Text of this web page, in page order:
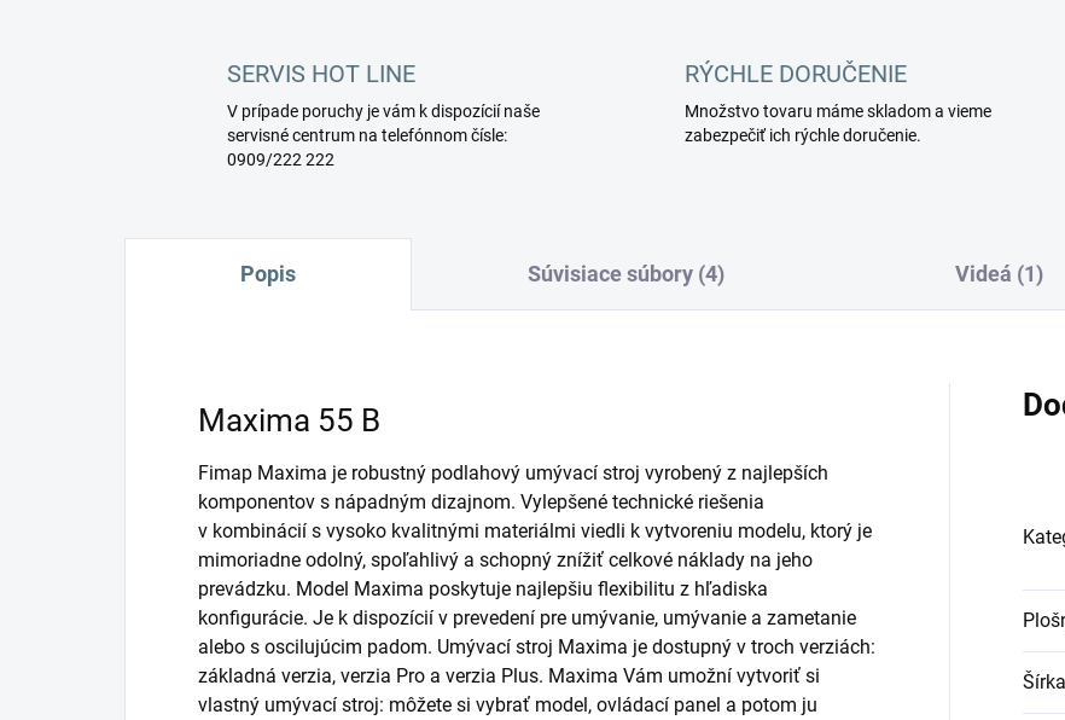
SERVIS HOT LINE
V prípade poruchy je vám k dispozícií naše
servisné centrum na telefónnom čísle:
0909/222 222
RÝCHLE DORUČENIE
Množstvo tovaru máme skladom a vieme
zabezpečiť ich rýchle doručenie.
Popis Súvisiace súbory (4) Videá (1)
Maxima 55 B
Fimap Maxima je robustný podlahový umývací stroj vyrobený z najlepších
komponentov s nápadným dizajnom. Vylepšené technické riešenia
v kombinácií s vysoko kvalitnými materiálmi viedli k vytvoreniu modelu, ktorý je
mimoriadne odolný, spoľahlivý a schopný znížiť celkové náklady na jeho
prevádzku. Model Maxima poskytuje najlepšiu flexibilitu z hľadiska
konfigurácie. Je k dispozícií v prevedení pre umývanie, umývanie a zametanie
alebo s oscilujúcim padom. Umývací stroj Maxima je dostupný v troch verziách:
základná verzia, verzia Pro a verzia Plus. Maxima Vám umožní vytvoriť si
vlastný umývací stroj: môžete si vybrať model, ovládací panel a potom ju